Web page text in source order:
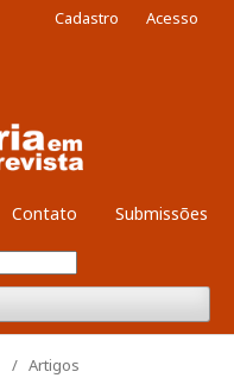
Contato Submissões
Cadastro Acesso
/ Artigos